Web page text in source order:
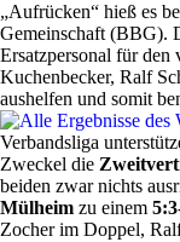
„Aufrücken“ hieß es
Gemeinschaft (BBG).
Ersatzpersonal für den
Kuchenbecker, Ralf
aushelfen und somit
Verbandsliga
Zweckel die
beiden zwar nichts
Mülheim zu einem 5:3
Zocher im Doppel,